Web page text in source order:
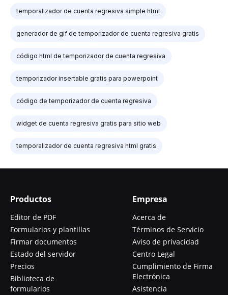
temporalizador de cuenta regresiva simple html
generador de gif de temporizador de cuenta regresiva gratis
código html de temporizador de cuenta regresiva
temporizador insertable gratis para powerpoint
código de temporizador de cuenta regresiva
widget de cuenta regresiva gratis para sitio web
temporalizador de cuenta regresiva html gratis
Productos
Editor de PDF
Formularios y plantillas
Firmar documentos
Estado del servidor
Precios
Biblioteca de
formularios
Empresa
Acerca de
Términos de Servicio
Aviso de privacidad
Centro Legal
Cumplimiento de Firma
Electrónica
Asistencia